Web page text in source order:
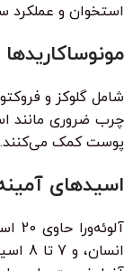
استخوان و
شامل گلوکز و
چرب ضروری مانند
پوست کمک می‌کنند.
اسیدهای